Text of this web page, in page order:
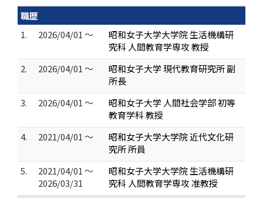
職歴
1.
2026/04/01 ～
昭和女子大学大学院 生活機構研
究科 人間教育学専攻 教授
2.
2026/04/01 ～
昭和女子大学 現代教育研究所 副
所長
3.
2026/04/01 ～
昭和女子大学 人間社会学部 初等
教育学科 教授
4.
2021/04/01 ～
昭和女子大学大学院 近代文化研
究所 所員
5.
2021/04/01 ～
2026/03/31
昭和女子大学大学院 生活機構研
究科 人間教育学専攻 准教授